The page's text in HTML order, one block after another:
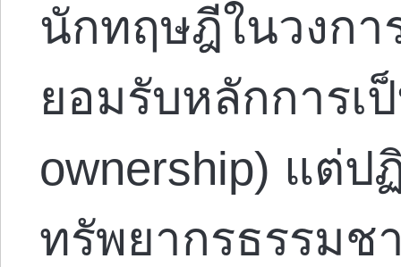
นักทฤษฎีในวงกา
ยอมรับหลักการเ
ownership) แต่ป
ทรัพยากรธรรม